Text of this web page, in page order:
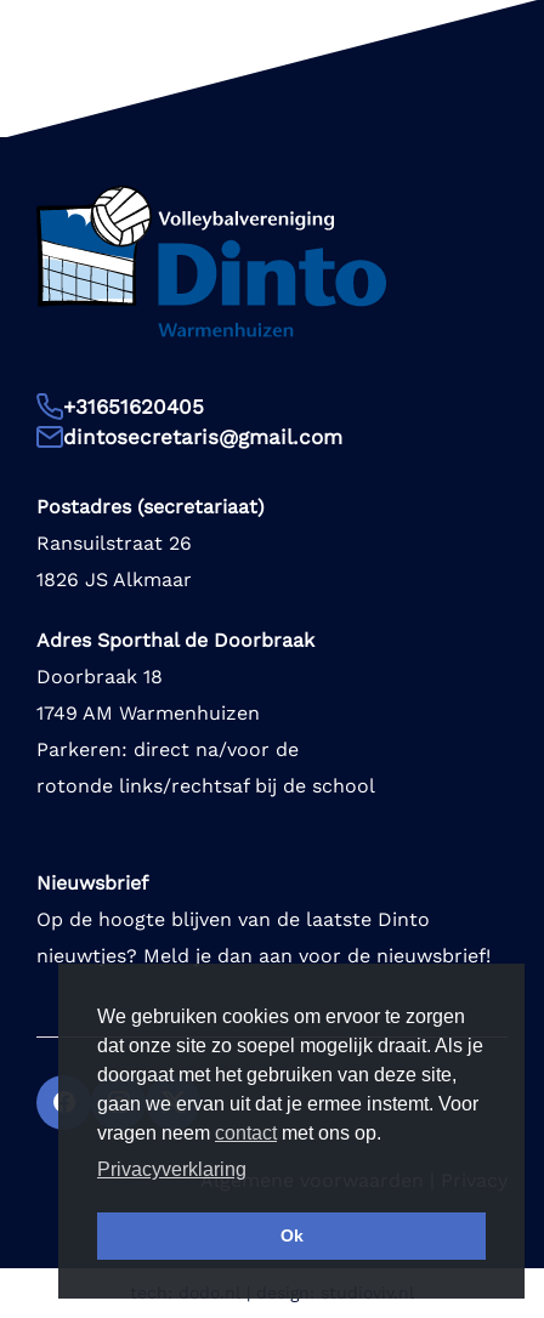
+31651620405
dintosecretaris@gmail.com
Postadres (secretariaat)
Ransuilstraat 26
1826 JS Alkmaar
Adres Sporthal de Doorbraak
Doorbraak 18
1749 AM Warmenhuizen
Parkeren: direct na/voor de
rotonde links/rechtsaf bij de school
Nieuwsbrief
Op de hoogte blijven van de laatste Dinto
nieuwtjes? Meld je dan aan voor de nieuwsbrief!
Algemene voorwaarden
We gebruiken cookies om ervoor te zorgen
dat onze site zo soepel mogelijk draait. Als je
doorgaat met het gebruiken van deze site,
gaan we ervan uit dat je ermee instemt. Voor
vragen neem contactmet ons op.
Privacyverklaring
Ok